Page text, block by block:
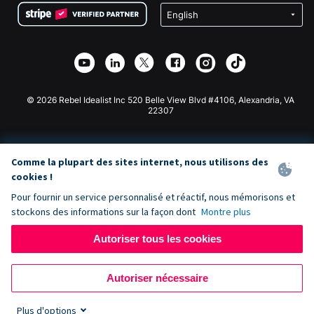
Confidentialité
Partenariat d'affiliation
Bibliothèque
Collecte de fonds caritative
Plugin de don Wix
Application de don Webflow
Don Joomla
© 2026 Rebel Idealist Inc 520 Belle View Blvd #4106, Alexandria, VA
22307
Comme la plupart des sites internet, nous utilisons des
cookies !
Pour fournir un service personnalisé et réactif, nous mémorisons et
stockons des informations sur la façon dont Montre plus
Autoriser tous les cookies
Autoriser nécessaire
Plus d'options